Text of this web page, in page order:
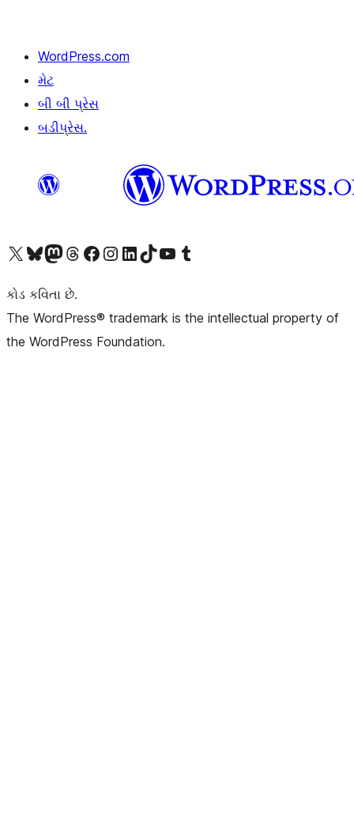
WordPress.com
મેટ
બી બી પ્રેસ
બડીપ્રેસ.
અમારા X (અગાઉ ટ્વિટર) એકાઉન્ટની મુલાકાત લોઅમારા Bluesky એકાઉન્ટની મુલાકાત લોઅમારા માસ્ટોડોન એકાઉન્ટની મુલાકાત લોઅમારા Threads એકાઉન્ટની મુલાકાત લો અમારા ફેસબુક પેજની મુલાકાત લોઅમારા ઇન્સ્ટાગ્રામ એકાઉન્ટની મુલાકાત લો અમારા LinkedIn એકાઉન્ટની મુલાકાત લોઅમારા TikTok એકાઉન્ટની મુલાકાત લોઅમારી YouTube ચેનલની મુલાકાત લો અમારા Tumblr એકાઉન્ટની મુલાકાત લો
કોડ કવિતા છે.
The WordPress® trademark is the intellectual property of
the WordPress Foundation.